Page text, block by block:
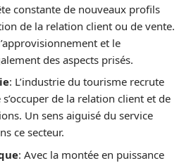
constante de nouveaux profils
de la relation client ou de vente.
et le
des aspects prisés.
: L’industrie du tourisme recrute
de la relation client et de
Un sens aiguisé du service
ce secteur.
: Avec la montée en puissance